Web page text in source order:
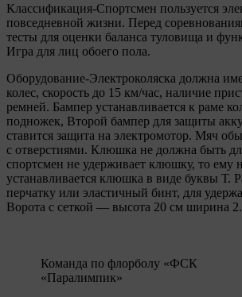
Классификация-Спортсмен пользуется
повседневной жизни. Перед
тесты для оценки баланса туловища и
Игра для лиц обоего пола.
Оборудование-Электроколяска должна
колес, скорость до 15 км/час, наличие
ремней. Бампер устанавливается к раме
подножек, Второй бампер для защиты
ставится защита на электромотор. Мяч
с отверстиями. Клюшка не должна быть
спортсмен не удерживает клюшку, то ему
устанавливается клюшка в виде буквы Т.
перчатку или эластичный бинт, для
Ворота с сеткой — высота 20 см ширина
Команда по флорболу «ФСК
«Паралимпик»